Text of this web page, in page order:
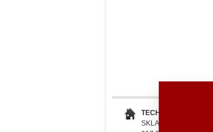
TECHNOMAT SK, s.r.o.
SKLADOVÁ 2